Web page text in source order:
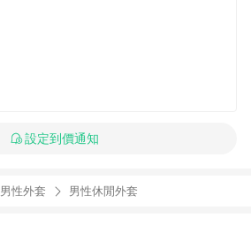
設定到價通知
男性外套 男性休閒外套